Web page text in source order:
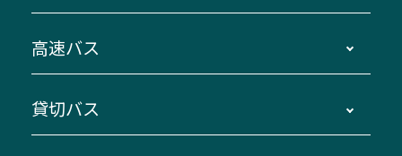
主要停留所案内図・時刻表
路線バスのご利用方法
高速バス
南紀・VISON～横浜・東京・埼玉
貸切バス